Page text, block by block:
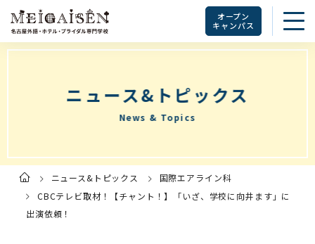
オープン
キャンパス
ニュース&トピックス
News & Topics
ト
プ
ペ
ー
ジ
ニュース&トピックス
国際エアライン科
CBCテレビ取材！【チャント！】「いざ、学校に向井ます」に
出演依頼！